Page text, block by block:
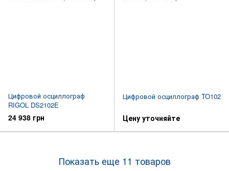
Цифровой осциллограф
RIGOL DS2102E
24 938 грн
Цифровой осциллограф TO102
Цену уточняйте
Показать еще 11 товаров